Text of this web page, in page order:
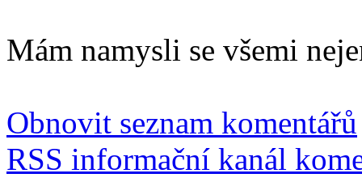
Mám namysli se všemi
Obnovit seznam komentářů
RSS informační kanál